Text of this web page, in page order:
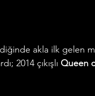
akla ilk gelen
2014 çıkışlı Queen